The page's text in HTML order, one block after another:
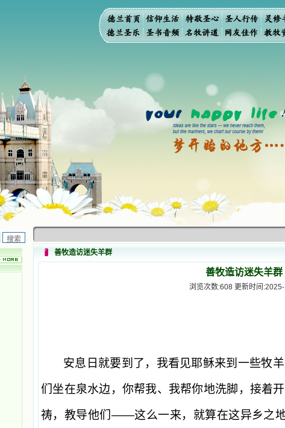
善牧造访迷失羊群
善牧造访迷失羊群
浏览次数:608 更新时间
安息日就要到了，我看见耶稣来到一些牧
们坐在泉水边，你帮我、我帮你地洗脚，接着
祷，教导他们——这么一来，就算在这异乡之